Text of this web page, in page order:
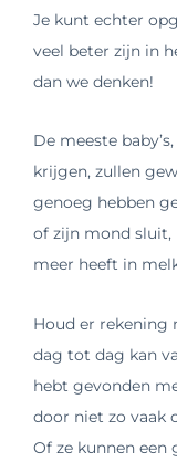
Je kunt echter
veel beter zijn in
dan we denken!
De meeste
krijgen, zullen
genoeg hebben
of zijn mond sluit,
meer heeft in
Houd er rekening
dag tot dag kan
hebt gevonden
door niet zo vaak
Of ze kunnen